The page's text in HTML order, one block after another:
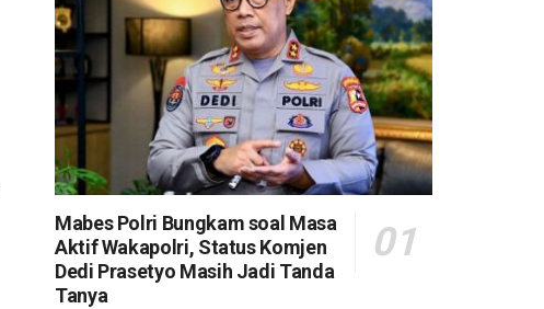
Mabes Polri Bungkam soal Masa
Aktif Wakapolri, Status Komjen
Dedi Prasetyo Masih Jadi Tanda
Tanya